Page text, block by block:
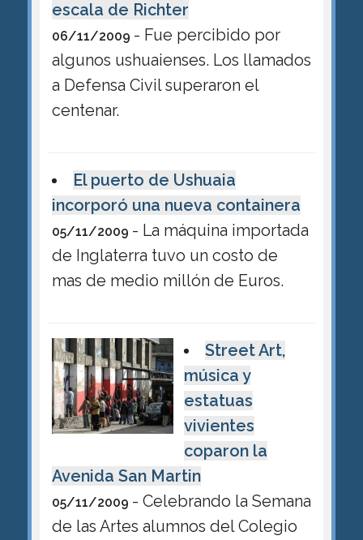
escala de Richter
06/11/2009 - Fue percibido por
algunos ushuaienses. Los llamados
a Defensa Civil superaron el
centenar.
El puerto de Ushuaia
incorporó una nueva containera
05/11/2009 - La máquina importada
de Inglaterra tuvo un costo de
mas de medio millón de Euros.
Street Art,
música y
estatuas
vivientes
coparon la
Avenida San Martin
05/11/2009 - Celebrando la Semana
de las Artes alumnos del Colegio